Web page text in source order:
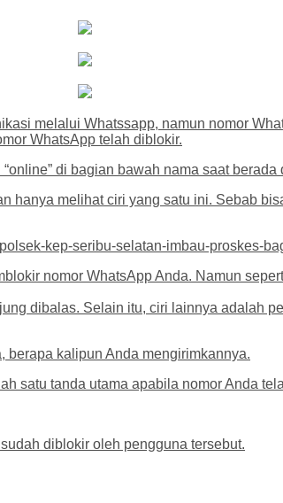
melalui Whatssapp, namun nomor
WhatsApp telah diblokir.
di bagian bawah nama saat berada
hanya melihat ciri yang satu ini. Sebab
kep-seribu-selatan-imbau-proskes-
nomor WhatsApp Anda. Namun
dibalas. Selain itu, ciri lainnya adalah
berapa kalipun Anda mengirimkannya.
satu tanda utama apabila nomor Anda
diblokir oleh pengguna tersebut.